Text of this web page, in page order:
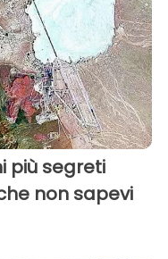
più segreti
non sapevi